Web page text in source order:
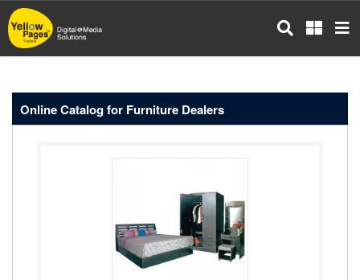
Skip
to
main
Online Catalog for Furniture Dealers